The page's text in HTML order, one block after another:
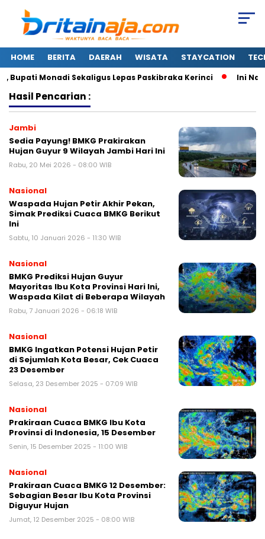
HOME BERITA DAERAH WISATA STAYCATION
Monadi Sekaligus Lepas Paskibraka Kerinci Ini
Hasil Pencarian :
Jambi
Sedia Payung! BMKG Prakirakan
Hujan Guyur 9 Wilayah Jambi Hari Ini
Rabu, 20 Mei 2026 - 08:00 WIB
Nasional
Waspada Hujan Petir Akhir Pekan,
Simak Prediksi Cuaca BMKG Berikut
Ini
Sabtu, 10 Januari 2026 - 11:30 WIB
Nasional
BMKG Prediksi Hujan Guyur
Mayoritas Ibu Kota Provinsi Hari Ini,
Waspada Kilat di Beberapa Wilayah
Rabu, 7 Januari 2026 - 06:18 WIB
Nasional
BMKG Ingatkan Potensi Hujan Petir
di Sejumlah Kota Besar, Cek Cuaca
23 Desember
Selasa, 23 Desember 2025 - 07:09 WIB
Nasional
Prakiraan Cuaca BMKG Ibu Kota
Provinsi di Indonesia, 15 Desember
Senin, 15 Desember 2025 - 11:00 WIB
Nasional
Prakiraan Cuaca BMKG 12 Desember:
Sebagian Besar Ibu Kota Provinsi
Diguyur Hujan
Jumat, 12 Desember 2025 - 08:00 WIB